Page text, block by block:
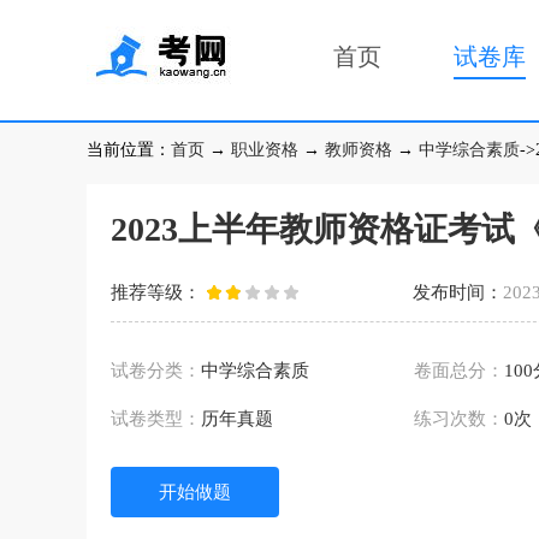
首页 试卷库
当前位置： 首页 → 职业资格 → 教师资格 → 中学综合素质-
2023上半年教师资格证考试
推荐等级： 发布时间：
试卷分类： 中学综合素质 卷面总分： 100
试卷类型： 历年真题 练习次数：0次
开始做题